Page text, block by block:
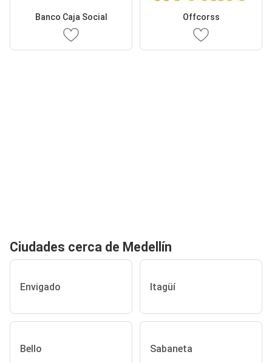
Banco Caja Social Offcorss
Ciudades cerca de Medellín
Envigado Itagüí
Bello Sabaneta